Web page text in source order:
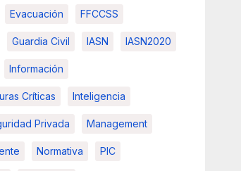
Evacuación FFCCSS
Guardia Civil IASN IASN2020
Información
Críticas Inteligencia
Privada Management
Normativa PIC